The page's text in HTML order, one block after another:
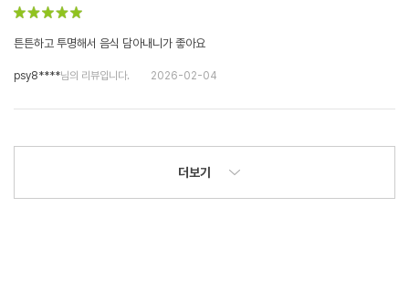
튼튼하고 투명해서 음식 담아내니가 좋아요
psy8****님의 리뷰입니다. 2026-02-04
더보기